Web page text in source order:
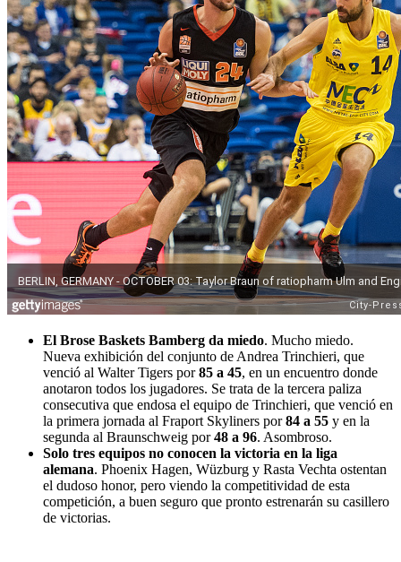
El Brose Baskets Bamberg da miedo. Mucho miedo.
Nueva exhibición del conjunto de Andrea Trinchieri, que
venció al Walter Tigers por85 a 45, en un encuentro donde
anotaron todos los jugadores. Se trata de la tercera paliza
consecutiva que endosa el equipo de Trinchieri, que venció en
la primera jornada al Fraport Skyliners por84 a 55 y en la
segunda al Braunschweig por48 a 96. Asombroso.
Solo tres equipos no conocen la victoria en la liga
alemana. Phoenix Hagen, Wüzburg y Rasta Vechta ostentan
el dudoso honor, pero viendo la competitividad de esta
competición, a buen seguro que pronto estrenarán su casillero
de victorias.